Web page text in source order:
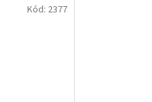
Kód: 2377